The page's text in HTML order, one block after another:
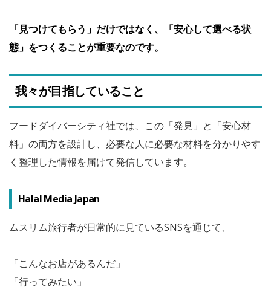
「見つけてもらう」だけではなく、「安心して選べる状
態」をつくることが重要なのです。
我々が目指していること
フードダイバーシティ社では、この「発見」と「安心材
料」の両方を設計し、必要な人に必要な材料を分かりやす
く整理した情報を届けて発信しています。
Halal Media Japan
ムスリム旅行者が日常的に見ているSNSを通じて、
「こんなお店があるんだ」
「行ってみたい」